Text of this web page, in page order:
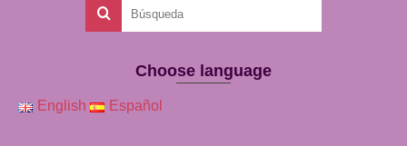
Choose language
English Español